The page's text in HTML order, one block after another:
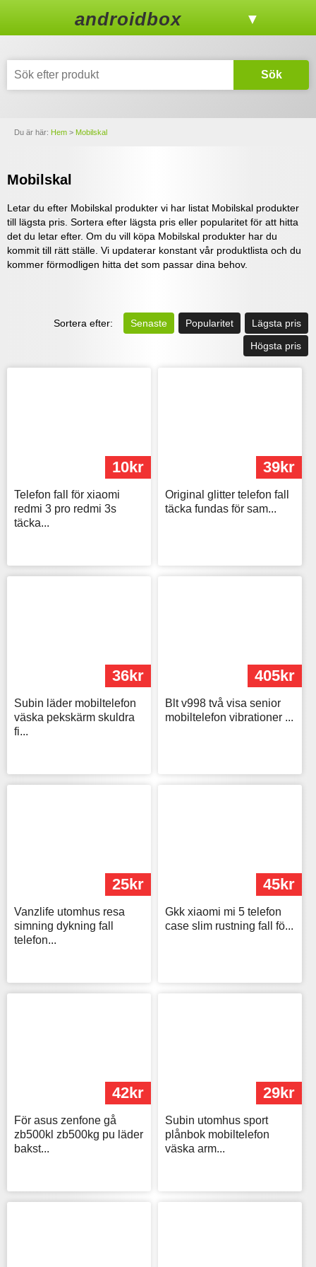
androidbox ▼
Sök
Du är här: Hem > Mobilskal
Mobilskal
Letar du efter Mobilskal produkter vi har listat Mobilskal produkter
till lägsta pris. Sortera efter lägsta pris eller popularitet för att hitta
det du letar efter. Om du vill köpa Mobilskal produkter har du
kommit till rätt ställe. Vi updaterar konstant vår produktlista och du
kommer förmodligen hitta det som passar dina behov.
Sortera efter: Senaste Popularitet
Lägsta pris
Högsta pris
10kr
Telefon fall för xiaomi
redmi 3 pro redmi 3s
täcka...
39kr
Original glitter telefon fall
täcka fundas för sam...
36kr
Subin läder mobiltelefon
väska pekskärm skuldra
fi...
405kr
Blt v998 två visa senior
mobiltelefon vibrationer ...
25kr
Vanzlife utomhus resa
simning dykning fall
telefon...
45kr
Gkk xiaomi mi 5 telefon
case slim rustning fall fö...
42kr
För asus zenfone gå
zb500kl zb500kg pu läder
bakst...
29kr
Subin utomhus sport
plånbok mobiltelefon
väska arm...